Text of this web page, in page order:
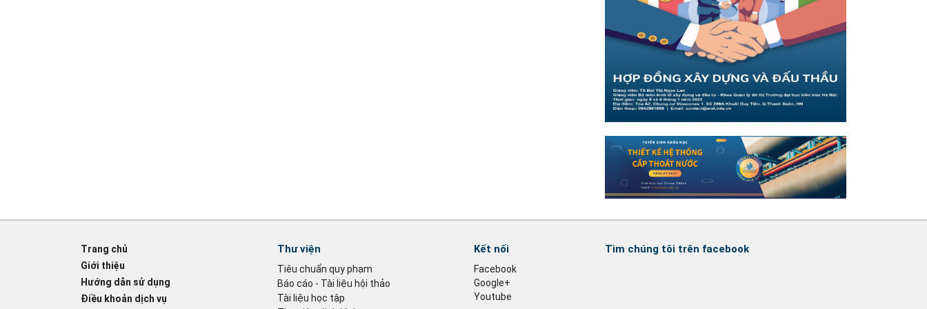
Trang chủ
Giới thiệu
Hướng dẫn sử dụng
Điều khoản dịch vụ
Thư viện
Tiêu chuẩn quy phạm
Báo cáo - Tài liệu hội thảo
Tài liệu học tập
Kết nối
Facebook
Google+
Youtube
Tìm chúng tôi trên facebook